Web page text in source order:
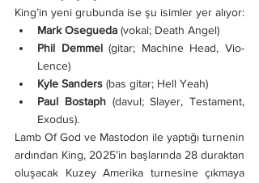
King’in yeni grubunda ise şu isimler yer alıyor:
Mark Osegueda (vokal; Death Angel)
Phil Demmel (gitar; Machine Head, Vio-
Lence)
Kyle Sanders (bas gitar; Hell Yeah)
Paul Bostaph (davul; Slayer, Testament,
Exodus).
Lamb Of God ve Mastodon ile yaptığı turnenin
ardından King, 2025’in başlarında 28 duraktan
oluşacak Kuzey Amerika turnesine çıkmaya